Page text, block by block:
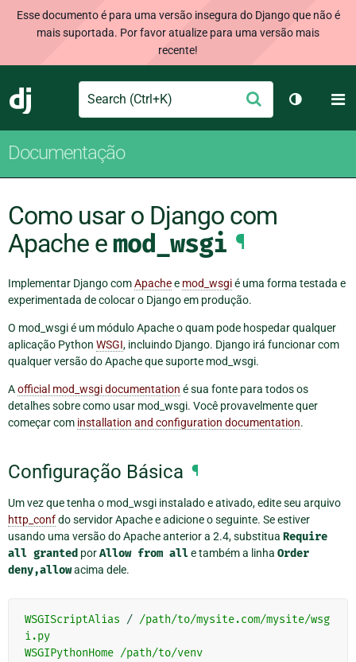
Esse documento é para uma versão insegura do Django que não é
mais suportada. Por favor atualize para uma versão mais
recente!
Django
Search Enviar
Alternar
Documentação
Como usar o Django com
Apache emod_wsgi ¶
Implementar Django comApachee mod_wsgié uma forma testada e
experimentada de colocar o Django em produção.
O mod_wsgi é um módulo Apache o quam pode hospedar qualquer
aplicação Python WSGI, incluindo Django. Django irá funcionar com
qualquer versão do Apache que suporte mod_wsgi.
Aofficial mod_wsgi documentation é sua fonte para todos os
detalhes sobre como usar mod_wsgi. Você provavelmente quer
começar com installation and configuration documentation.
Configuração Básica ¶
Um vez que tenha o mod_wsgi instalado e ativado, edite seu arquivo
http_confdo servidor Apache e adicione o seguinte. Se estiver
usando uma versão do Apache anterior a 2.4, substitua Require
all granted porAllow from alle também a linha Order
deny,allowacima dele.
WSGIScriptAlias / /path/to/mysite.com/mysite/wsg
i.py
WSGIPythonHome /path/to/venv